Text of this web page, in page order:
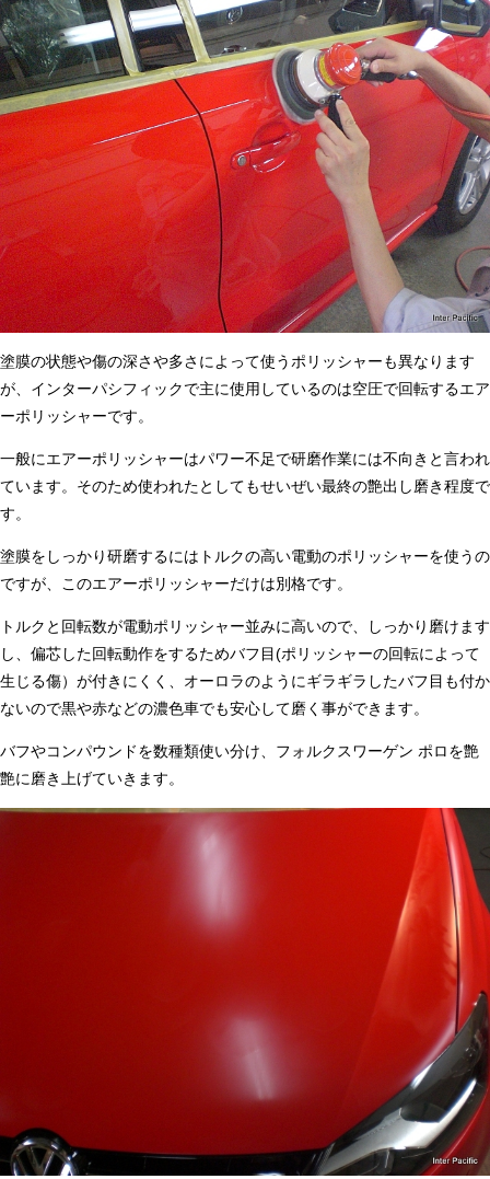
塗膜の状態や傷の深さや多さによって使うポリッシャーも異なります
が、インターパシフィックで主に使用しているのは空圧で回転するエア
ーポリッシャーです。
一般にエアーポリッシャーはパワー不足で研磨作業には不向きと言われ
ています。そのため使われたとしてもせいぜい最終の艶出し磨き程度で
す。
塗膜をしっかり研磨するにはトルクの高い電動のポリッシャーを使うの
ですが、このエアーポリッシャーだけは別格です。
トルクと回転数が電動ポリッシャー並みに高いので、しっかり磨けます
し、偏芯した回転動作をするためバフ目(ポリッシャーの回転によって
生じる傷）が付きにくく、オーロラのようにギラギラしたバフ目も付か
ないので黒や赤などの濃色車でも安心して磨く事ができます。
バフやコンパウンドを数種類使い分け、フォルクスワーゲン ポロを艶
艶に磨き上げていきます。